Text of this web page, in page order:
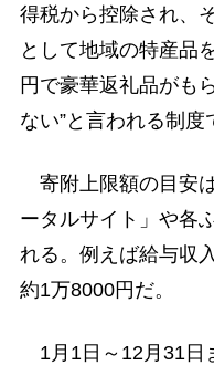
得税から控除され、
として地域の特産品
円で豪華返礼品がも
ない”と言われる制度
寄附上限額の目安
ータルサイト」や各
れる。例えば給与収
約1万8000円だ。
1月1日～12月31日